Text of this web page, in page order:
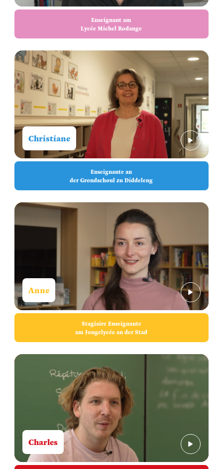
Enseignant am
Lycée Michel Rodange
Christiane
Enseignante an
der Grondschoul zu Diddeleng
Anne
Stagiaire Enseignante
am Jongelycée an der Stad
Charles